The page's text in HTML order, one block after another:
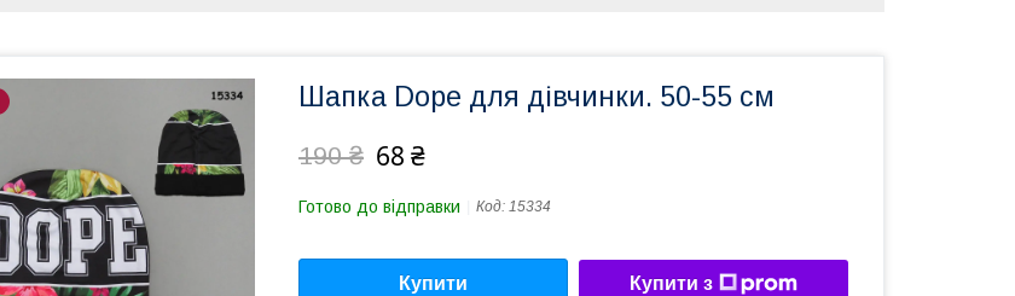
Шапка Dope для дівчинки. 50-55 см
190 ₴ 68 ₴
Готово до відправки Код: 15334
Купити Купити з